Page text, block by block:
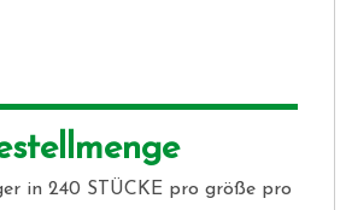
in 240 STÜCKE pro größe pro